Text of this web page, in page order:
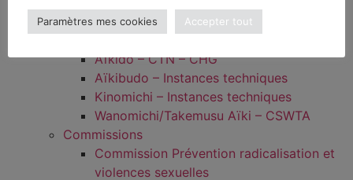
Qui sommes-nous ?
Aïkido – CTN – CHG
Aïkibudo – Instances techniques
Kinomichi – Instances techniques
Wanomichi/Takemusu Aïki – CSWTA
Commissions
Commission Prévention radicalisation et
violences sexuelles
Paramètres mes cookies Accepter tout